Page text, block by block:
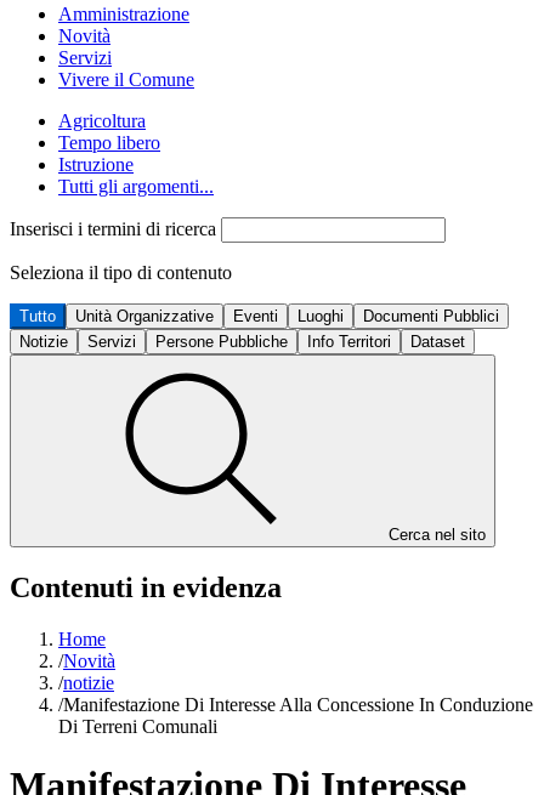
Amministrazione
Novità
Servizi
Vivere il Comune
Agricoltura
Tempo libero
Istruzione
Tutti gli argomenti...
Inserisci i termini di ricerca
Seleziona il tipo di contenuto
Tutto Unità Organizzative Eventi Luoghi
Documenti Pubblici
Notizie
Servizi Persone Pubbliche Info Territori Dataset
Cerca nel sito
Contenuti in evidenza
Home
/Novità
/notizie
/Manifestazione Di Interesse Alla Concessione In Conduzione
Di Terreni Comunali
Manifestazione Di Interesse